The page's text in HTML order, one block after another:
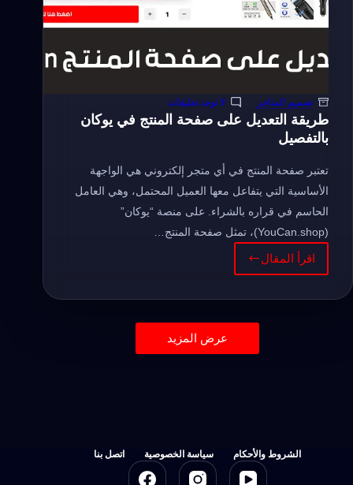
تصميم المتاجر لا توجد تعليقات
طريقة التعديل على صفحة المنتج في يوكان
بالتفصيل
تعتبر صفحة المنتج في أي متجر إلكتروني هي الواجهة
الأساسية التي يتفاعل معها العميل المحتمل، وهي العامل
الحاسم في قراره بالشراء. على منصة “يوكان”
(YouCan.shop)، تمثل صفحة المنتج…
اقرأ المقال
طريقة
المنتج
عرض المزيد
الشروط والأحكام سياسة الخصوصية اتصل بنا